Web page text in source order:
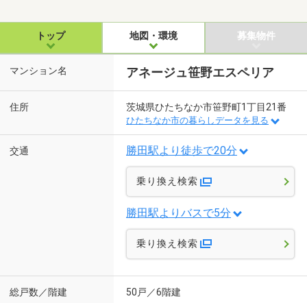
トップ 地図・環境 募集物件
マンション名 アネージュ笹野エスペリア
住所 茨城県ひたちなか市笹野町1丁目21番
ひたちなか市の暮らしデータを見る
交通 勝田駅より徒歩で20分
乗り換え検索
勝田駅よりバスで5分
乗り換え検索
総戸数／階建 50戸／6階建